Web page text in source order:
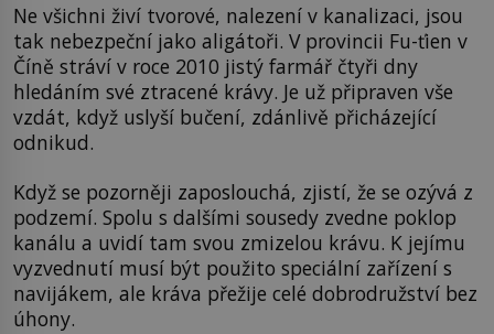
Ne všichni živí tvorové, nalezení v kanalizaci, jsou
tak nebezpeční jako aligátoři. V provincii Fu-ťien v
Číně stráví v roce 2010 jistý farmář čtyři dny
hledáním své ztracené krávy. Je už připraven vše
vzdát, když uslyší bučení, zdánlivě přicházející
odnikud.
Když se pozorněji zaposlouchá, zjistí, že se ozývá z
podzemí. Spolu s dalšími sousedy zvedne poklop
kanálu a uvidí tam svou zmizelou krávu. K jejímu
vyzvednutí musí být použito speciální zařízení s
navijákem, ale kráva přežije celé dobrodružství bez
úhony.